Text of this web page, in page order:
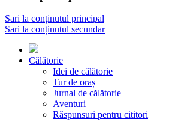
Sari la conținutul principal
Sari la conținutul secundar
Călătorie
Idei de călătorie
Tur de oraș
Jurnal de călătorie
Aventuri
Răspunsuri pentru cititori